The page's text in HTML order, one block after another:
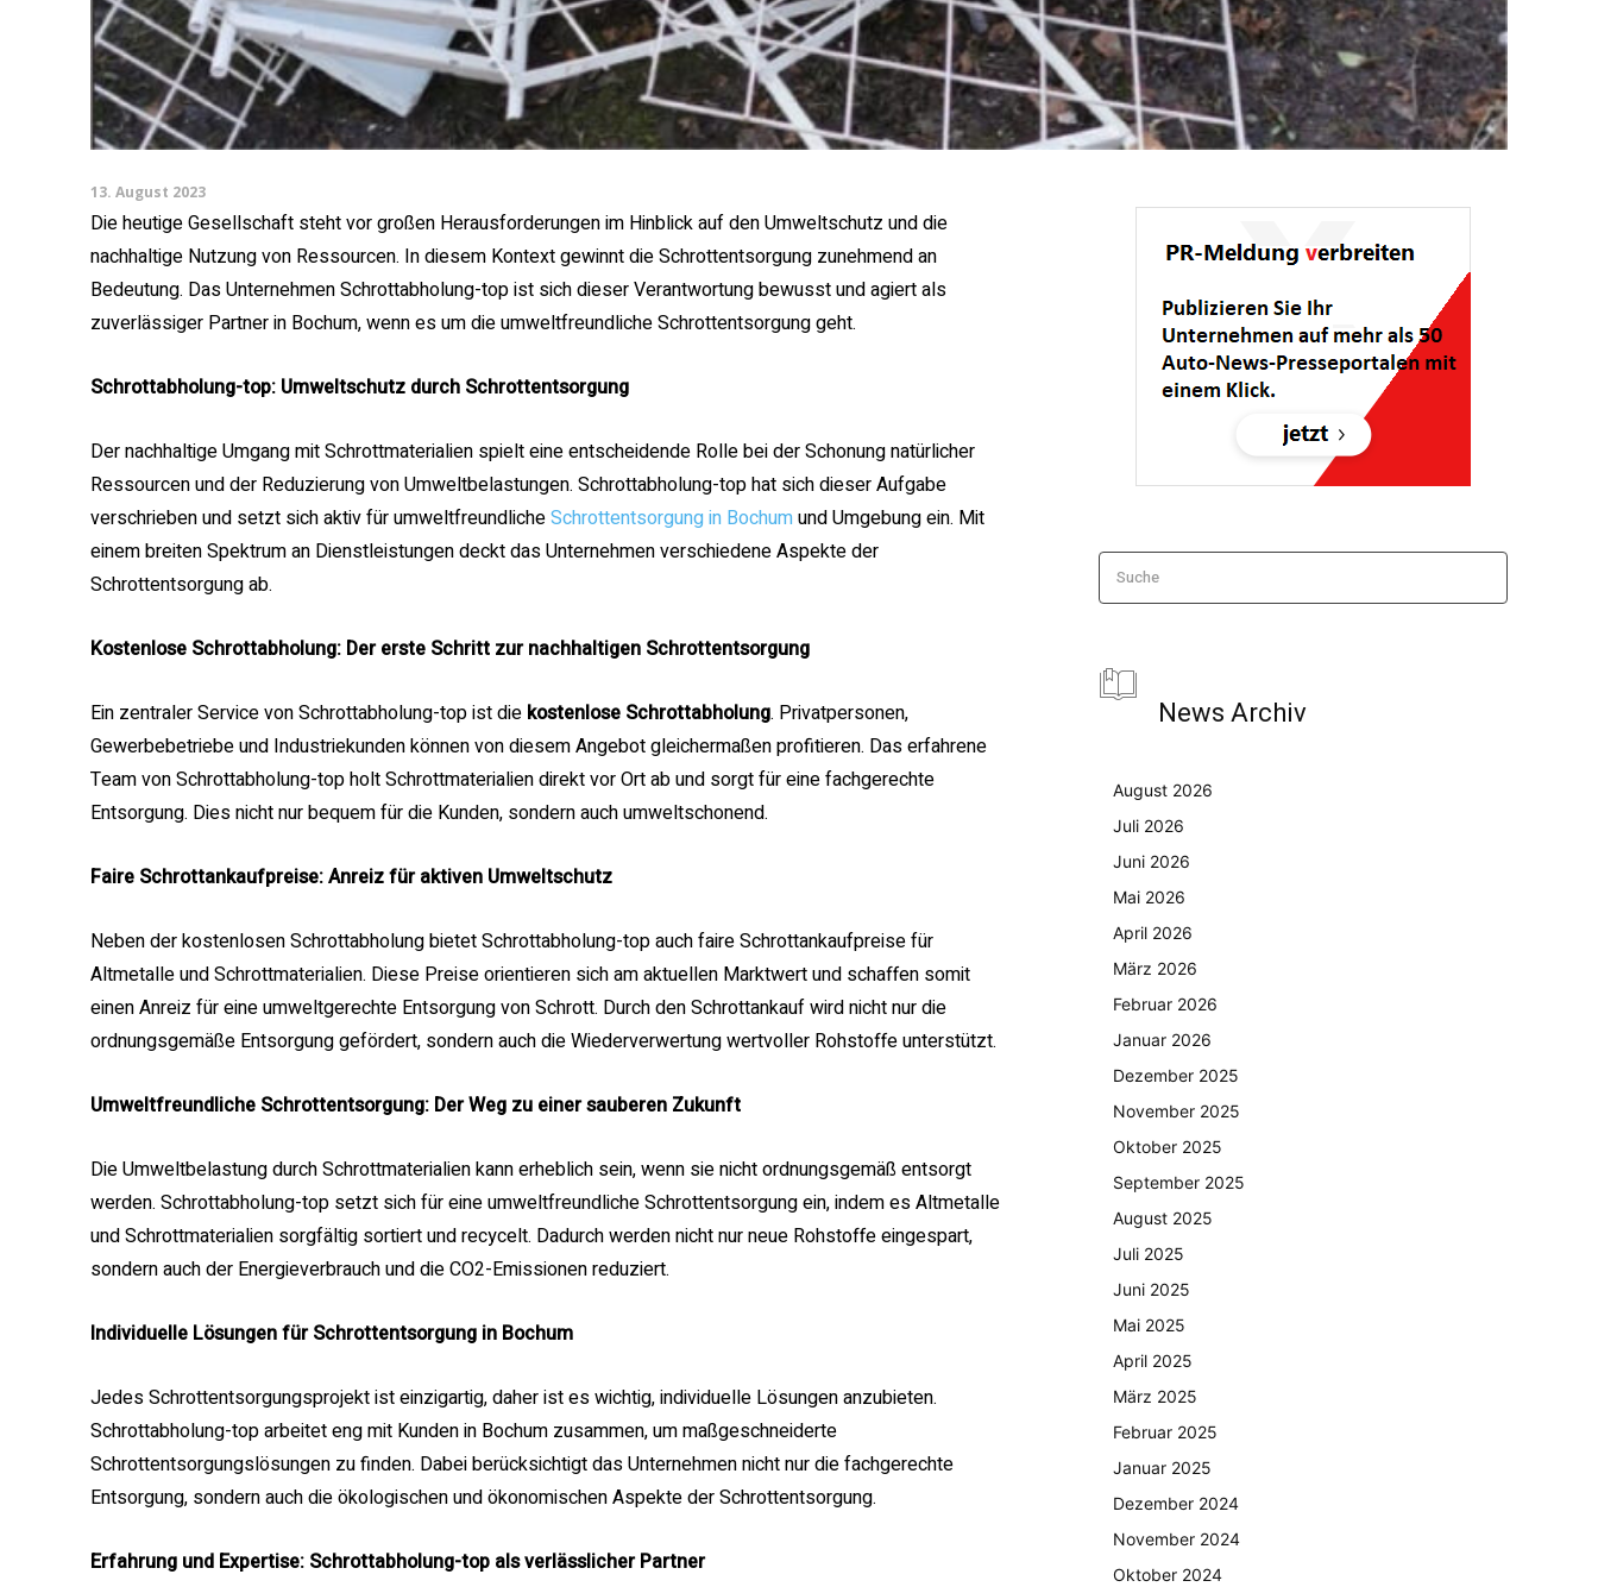
13. August 2023
Die heutige Gesellschaft steht vor großen Herausforderungen im Hinblick auf den Umweltschutz und die
nachhaltige Nutzung von Ressourcen. In diesem Kontext gewinnt die Schrottentsorgung zunehmend an
Bedeutung. Das Unternehmen Schrottabholung-top ist sich dieser Verantwortung bewusst und agiert als
zuverlässiger Partner in Bochum, wenn es um die umweltfreundliche Schrottentsorgung geht.
Schrottabholung-top: Umweltschutz durch Schrottentsorgung
Der nachhaltige Umgang mit Schrottmaterialien spielt eine entscheidende Rolle bei der Schonung natürlicher
Ressourcen und der Reduzierung von Umweltbelastungen. Schrottabholung-top hat sich dieser Aufgabe
verschrieben und setzt sich aktiv für umweltfreundlicheSchrottentsorgung in Bochumund Umgebung ein. Mit
einem breiten Spektrum an Dienstleistungen deckt das Unternehmen verschiedene Aspekte der
Schrottentsorgung ab.
Kostenlose Schrottabholung: Der erste Schritt zur nachhaltigen Schrottentsorgung
Ein zentraler Service von Schrottabholung-top ist die kostenlose Schrottabholung. Privatpersonen,
Gewerbebetriebe und Industriekunden können von diesem Angebot gleichermaßen profitieren. Das erfahrene
Team von Schrottabholung-top holt Schrottmaterialien direkt vor Ort ab und sorgt für eine fachgerechte
Entsorgung. Dies nicht nur bequem für die Kunden, sondern auch umweltschonend.
Faire Schrottankaufpreise: Anreiz für aktiven Umweltschutz
Neben der kostenlosen Schrottabholung bietet Schrottabholung-top auch faire Schrottankaufpreise für
Altmetalle und Schrottmaterialien. Diese Preise orientieren sich am aktuellen Marktwert und schaffen somit
einen Anreiz für eine umweltgerechte Entsorgung von Schrott. Durch den Schrottankauf wird nicht nur die
ordnungsgemäße Entsorgung gefördert, sondern auch die Wiederverwertung wertvoller Rohstoffe unterstützt.
Umweltfreundliche Schrottentsorgung: Der Weg zu einer sauberen Zukunft
Die Umweltbelastung durch Schrottmaterialien kann erheblich sein, wenn sie nicht ordnungsgemäß entsorgt
werden. Schrottabholung-top setzt sich für eine umweltfreundliche Schrottentsorgung ein, indem es Altmetalle
und Schrottmaterialien sorgfältig sortiert und recycelt. Dadurch werden nicht nur neue Rohstoffe eingespart,
sondern auch der Energieverbrauch und die CO2-Emissionen reduziert.
Individuelle Lösungen für Schrottentsorgung in Bochum
Jedes Schrottentsorgungsprojekt ist einzigartig, daher ist es wichtig, individuelle Lösungen anzubieten.
Schrottabholung-top arbeitet eng mit Kunden in Bochum zusammen, um maßgeschneiderte
Schrottentsorgungslösungen zu finden. Dabei berücksichtigt das Unternehmen nicht nur die fachgerechte
Entsorgung, sondern auch die ökologischen und ökonomischen Aspekte der Schrottentsorgung.
Erfahrung und Expertise: Schrottabholung-top als verlässlicher Partner
Suche
News Archiv
August 2026
Juli 2026
Juni 2026
Mai 2026
April 2026
März 2026
Februar 2026
Januar 2026
Dezember 2025
November 2025
Oktober 2025
September 2025
August 2025
Juli 2025
Juni 2025
Mai 2025
April 2025
März 2025
Februar 2025
Januar 2025
Dezember 2024
November 2024
Oktober 2024